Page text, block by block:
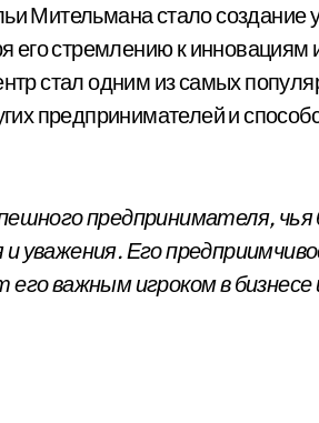
Мительмана стало создание
его стремлению к инновациям
стал одним из самых
предпринимателей и
предпринимателя, чья
уважения. Его
важным игроком в